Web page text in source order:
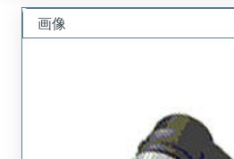
画像